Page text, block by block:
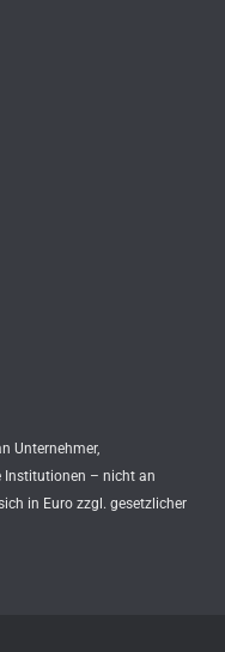
Unternehmer,
Institutionen – nicht an
in Euro zzgl. gesetzlicher